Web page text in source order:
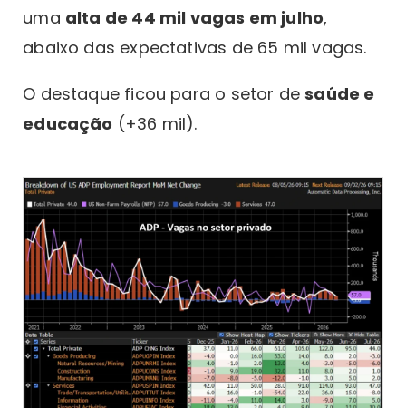
uma alta de 44 mil vagas em julho,
abaixo das expectativas de 65 mil vagas.
O destaque ficou para o setor desaúde e
educação (+36 mil).